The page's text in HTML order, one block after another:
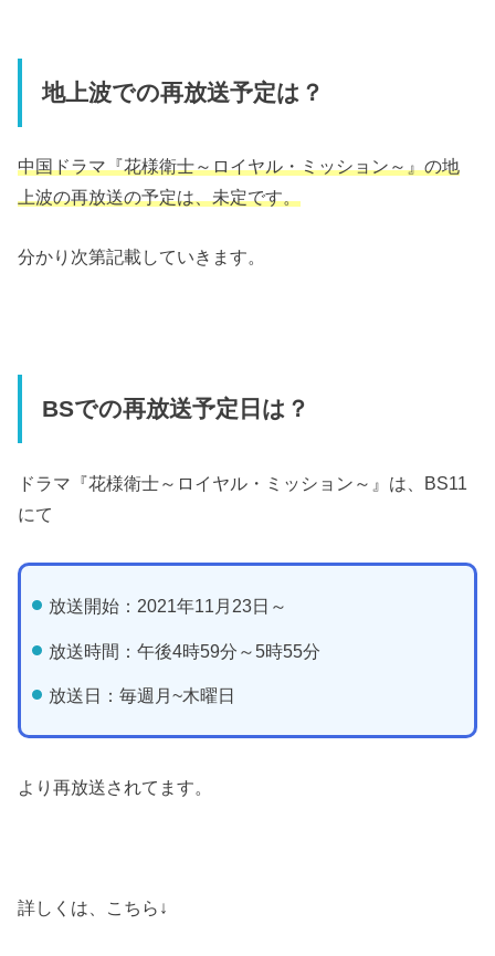
地上波での再放送予定は？
中国ドラマ『花様衛士～ロイヤル・ミッション～』の地
上波の再放送の予定は、未定です。
分かり次第記載していきます。
BSでの再放送予定日は？
ドラマ『花様衛士～ロイヤル・ミッション～』は、BS11
にて
放送開始：2021年11月23日～
放送時間：午後4時59分～5時55分
放送日：毎週月~木曜日
より再放送されてます。
詳しくは、こちら↓